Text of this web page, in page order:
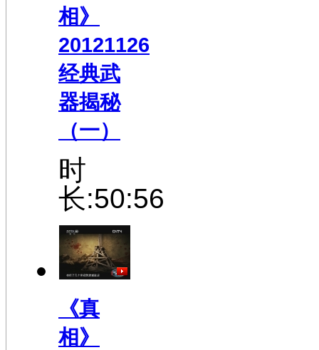
相》
20121126
经典武
器揭秘
（一）
时
长:50:56
《真
相》